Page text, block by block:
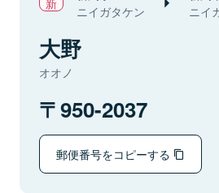
ニイガタケン ニイ
大野
オオノ
950-2037
郵便番号をコピーする